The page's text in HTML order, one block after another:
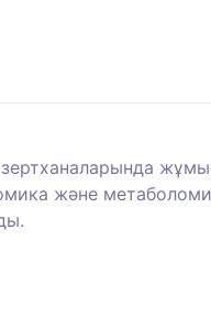
және